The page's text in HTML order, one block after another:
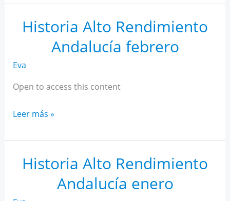
Rendimiento
Andalucía
marzo
Historia Alto Rendimiento
Andalucía febrero
Eva
Open to access this content
Historia
Rendimiento
Andalucía
febrero
Leer más »
Historia Alto Rendimiento
Andalucía enero